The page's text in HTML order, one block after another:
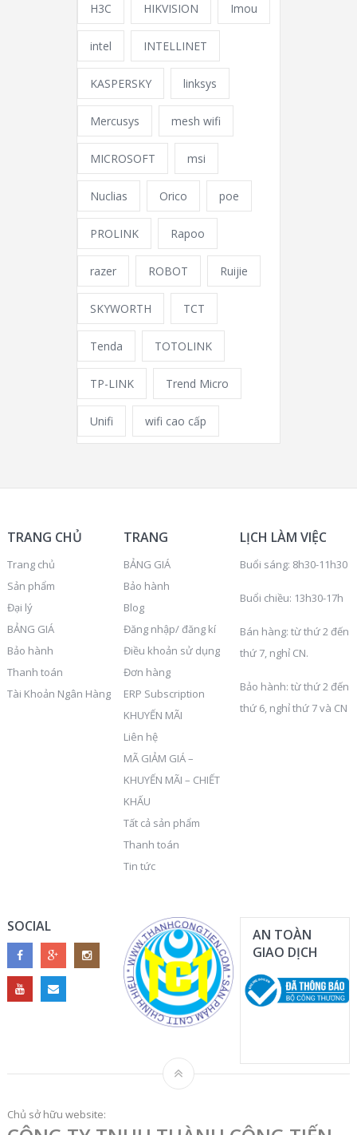
H3C HIKVISION Imou
intel INTELLINET
KASPERSKY linksys
Mercusys mesh wifi
MICROSOFT msi
Nuclias Orico poe
PROLINK Rapoo
razer ROBOT Ruijie
SKYWORTH TCT
Tenda TOTOLINK
TP-LINK Trend Micro
Unifi wifi cao cấp
TRANG CHỦ
Trang chủ
Sản phẩm
Đại lý
BẢNG GIÁ
Bảo hành
Thanh toán
Tài Khoản Ngân Hàng
TRANG
BẢNG GIÁ
Bảo hành
Blog
Đăng nhập/ đăng kí
Điều khoản sử dụng
Đơn hàng
ERP Subscription
KHUYẾN MÃI
Liên hệ
MÃ GIẢM GIÁ –
KHUYẾN MÃI – CHIẾT
KHẤU
Tất cả sản phẩm
Thanh toán
Tin tức
LỊCH LÀM VIỆC
Buổi sáng: 8h30-11h30
Buổi chiều: 13h30-17h
Bán hàng: từ thứ 2 đến
thứ 7, nghỉ CN.
Bảo hành: từ thứ 2 đến
thứ 6, nghỉ thứ 7 và CN
SOCIAL
AN TOÀN
GIAO DỊCH
Chủ sở hữu website: